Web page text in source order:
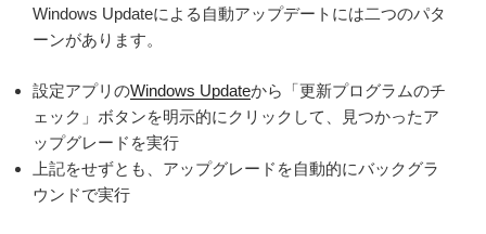
Windows Updateによる自動アップデートには二つのパタ
ーンがあります。
設定アプリのWindows Updateから「更新プログラムのチ
ェック」ボタンを明示的にクリックして、見つかったア
ップグレードを実行
上記をせずとも、アップグレードを自動的にバックグラ
ウンドで実行